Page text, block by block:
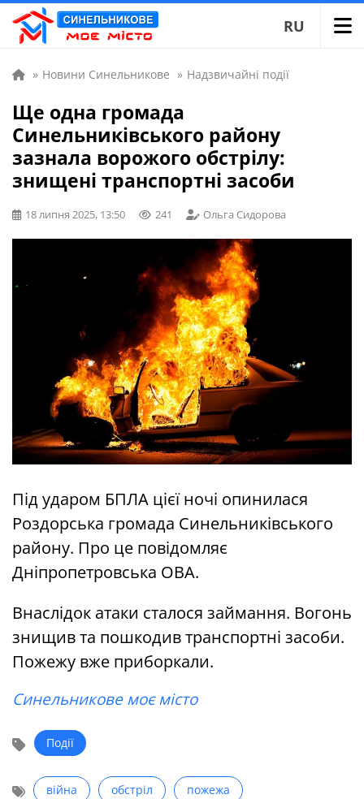
RU
» Новини Синельникове » Надзвичайні події
Ще одна громада
Синельниківського району
зазнала ворожого обстрілу:
знищені транспортні засоби
18 липня 2025, 13:50 241 Ольга Сидорова
Під ударом БПЛА цієї ночі опинилася
Роздорська громада Синельниківського
району. Про це повідомляє
Дніпропетровська ОВА.
Внаслідок атаки сталося займання. Вогонь
знищив та пошкодив транспортні засоби.
Пожежу вже приборкали.
Синельникове моє місто
Події
війна обстріл пожежа